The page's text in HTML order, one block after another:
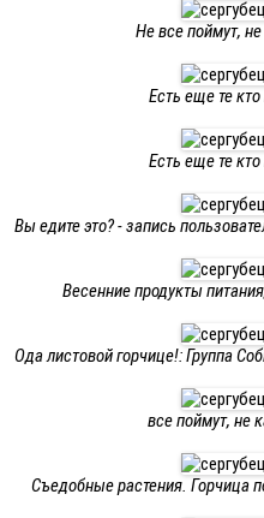
Не все поймут,
Есть еще те
Есть еще те
Вы едите это? - запись
Весенние продукты
Ода листовой горчице!: Группа
все поймут, не
Съедобные растения. Горчица